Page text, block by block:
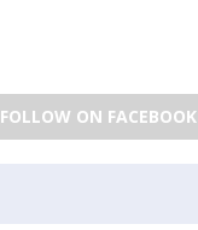
FOLLOW ON FACEBOOK